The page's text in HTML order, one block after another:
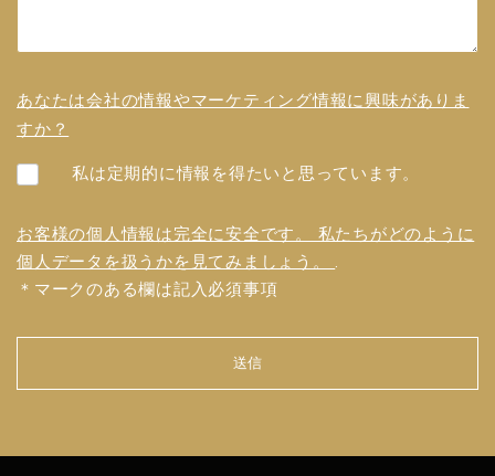
あなたは会社の情報やマーケティング情報に興味がありま
すか？
私は定期的に情報を得たいと思っています。
お客様の個人情報は完全に安全です。 私たちがどのように
個人データを扱うかを見てみましょう。 .
＊マークのある欄は記入必須事項
送信
を送